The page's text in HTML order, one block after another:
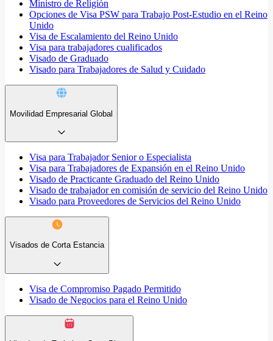
Ministro de Religión
Opciones de Visa PSW para Trabajo Post-Estudio en el Reino
Unido
Visa de Escalamiento del Reino Unido
Visa para trabajadores cualificados
Visado de Graduado
Visado para Trabajadores de Salud y Cuidado
Movilidad Empresarial Global
Visa para Trabajador Senior o Especialista
Visa para Trabajadores de Expansión en el Reino Unido
Visado de Practicante Graduado del Reino Unido
Visado de trabajador en comisión de servicio del Reino Unido
Visado para Proveedores de Servicios del Reino Unido
Visados de Corta Estancia
Visa de Compromiso Pagado Permitido
Visado de Negocios para el Reino Unido